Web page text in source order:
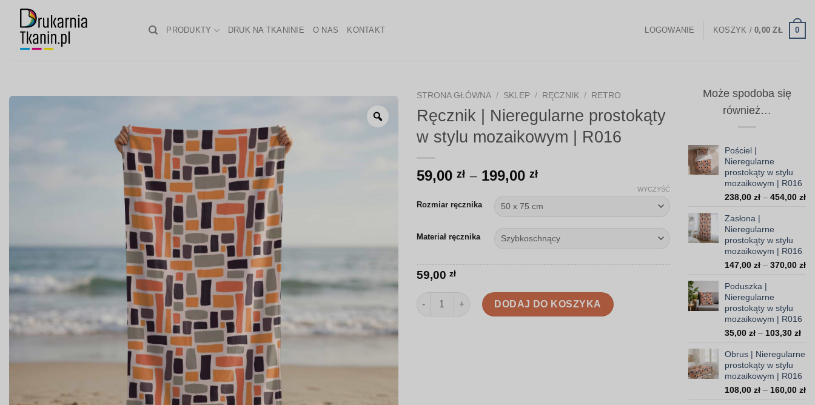
content
PRODUKTY DRUK NA TKANINIE O NAS KONTAKT LOGOWANIE KOSZYK /0,00ZŁ 0
Zoom
STRONA GŁÓWNA / SKLEP / RĘCZNIK / RETRO
Ręcznik | Nieregularne prostokąty
w stylu mozaikowym | R016
59,00 zł – 199,00 złZakres
od
59,00 zł
do
199,00 zł
Rozmiar ręcznika
Materiał ręcznika
WYCZYŚĆ
59,00 zł
ilość Ręcznik | Nieregularne prostokąty w stylu mozaikowym | R016
DODAJ DO KOSZYKA
Może spodoba się
również…
Pościel |
Nieregularne
prostokąty w stylu
mozaikowym | R016
238,00 zł – 454,00 zł
Zasłona |
Nieregularne
prostokąty w stylu
mozaikowym | R016
147,00 zł – 370,00 zł
Poduszka |
Nieregularne
prostokąty w stylu
mozaikowym | R016
35,00 zł – 103,30 zł
od
do
Obrus | Nieregularne
prostokąty w stylu
mozaikowym | R016
108,00 zł – 160,00 zł